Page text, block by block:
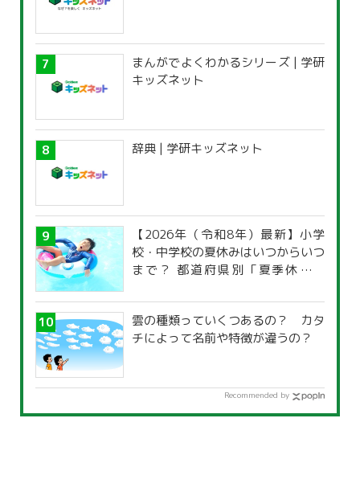
まんがでよくわかるシリーズ | 学研
キッズネット
辞典 | 学研キッズネット
【2026年（令和8年）最新】小学
校・中学校の夏休みはいつからいつ
まで？ 都道府県別「夏季休暇一
雲の種類っていくつあるの？ カタ
チによって名前や特徴が違うの？
Recommended by